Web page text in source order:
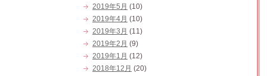
2019年5月 (10)
2019年4月 (10)
2019年3月 (11)
2019年2月 (9)
2019年1月 (12)
2018年12月 (20)